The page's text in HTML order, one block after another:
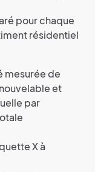
pour chaque
résidentiel
mesurée de
et
par
X à